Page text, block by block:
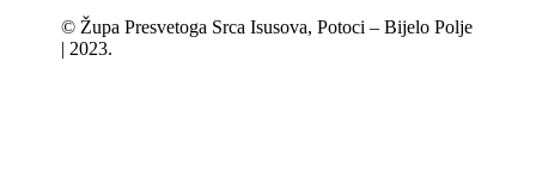
© Župa Presvetoga Srca Isusova, Potoci – Bijelo Polje
| 2023.